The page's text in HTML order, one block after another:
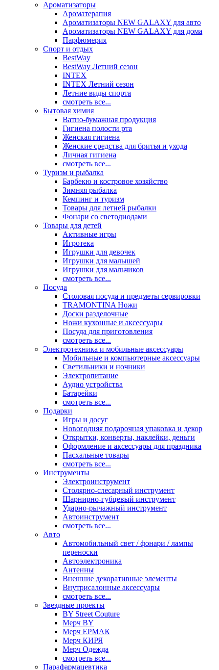
Ароматизаторы
Ароматерапия
Ароматизаторы NEW GALAXY для авто
Ароматизаторы NEW GALAXY для дома
Парфюмерия
Спорт и отдых
BestWay
BestWay Летний сезон
INTEX
INTEX Летний сезон
Летние виды спорта
смотреть все...
Бытовая химия
Ватно-бумажная продукция
Гигиена полости рта
Женская гигиена
Женские средства для бритья и ухода
Личная гигиена
смотреть все...
Туризм и рыбалка
Барбекю и костровое хозяйство
Зимняя рыбалка
Кемпинг и туризм
Товары для летней рыбалки
Фонари со светодиодами
Товары для детей
Активные игры
Игротека
Игрушки для девочек
Игрушки для малышей
Игрушки для мальчиков
смотреть все...
Посуда
Столовая посуда и предметы сервировки
TRAMONTINA Ножи
Доски разделочные
Ножи кухонные и аксессуары
Посуда для приготовления
смотреть все...
Электротехника и мобильные аксессуары
Мобильные и компьютерные аксессуары
Светильники и ночники
Электропитание
Аудио устройства
Батарейки
смотреть все...
Подарки
Игры и досуг
Новогодняя подарочная упаковка и декор
Открытки, конверты, наклейки, деньги
Оформление и аксессуары для праздника
Пасхальные товары
смотреть все...
Инструменты
Электроинструмент
Столярно-слесарный инструмент
Шарнирно-губцевый инструмент
Ударно-рычажный инструмент
Автоинструмент
смотреть все...
Авто
Автомобильный свет / фонари / лампы
переноски
Автоэлектроника
Антенны
Внешние декоративные элементы
Внутрисалонные аксессуары
смотреть все...
Звездные проекты
BY Street Couture
Мерч BY
Мерч ЕРМАК
Мерч КИРЯ
Мерч Одежда
смотреть все...
Парафармацевтика